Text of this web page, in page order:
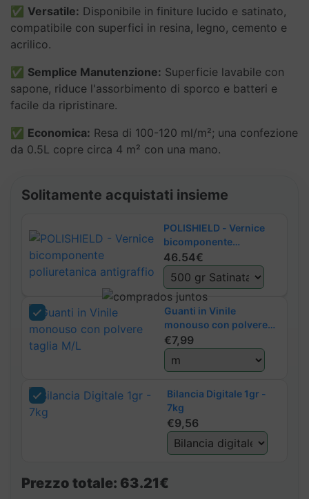
✅ Versatile: Disponibile in finiture lucido e satinato,
compatibile con superfici in resina, legno, cemento e
acrilico.
✅ Semplice Manutenzione: Superficie lavabile con
sapone, riduce l'assorbimento di sporco e batteri e
facile da ripristinare.
✅ Economica: Resa di 100-120 ml/m²; una confezione
da 0.5L copre circa 4 m² con una mano.
Solitamente acquistati insieme
POLISHIELD - Vernice
bicomponente
poliuretanica antigraffio
46.54€
Guanti in Vinile
monouso con polvere
taglia M/L
€7,99
Bilancia Digitale 1gr -
7kg
€9,56
Prezzo totale: 63.21€